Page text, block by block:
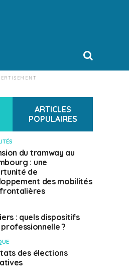
ARTICLES
POPULAIRES
du tramway au
: une
de
des mobilités
: quels dispositifs
?
des élections